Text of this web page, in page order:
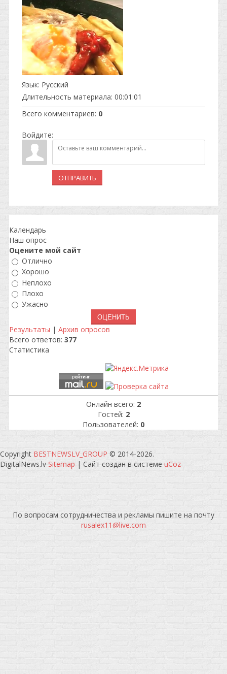
Язык: Русский
Длительность материала: 00:01:01
Всего комментариев: 0
Войдите:
ОТПРАВИТЬ
Календарь
Наш опрос
Оцените мой сайт
Отлично
Хорошо
Неплохо
Плохо
Ужасно
Результаты | Архив опросов
Всего ответов: 377
Статистика
Онлайн всего: 2
Гостей: 2
Пользователей: 0
Copyright BESTNEWSLV_GROUP © 2014-2026.
DigitalNews.lv Sitemap | Сайт создан в системе uCoz
По вопросам сотрудничества и рекламы пишите на почту
rusalex11@live.com